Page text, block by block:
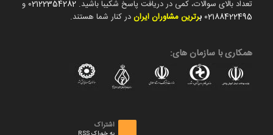
تعداد بالای سوالات، کمی در دریافت پاسخ شکیبا باشید. 02122354282 و
02188422495 برترین مشاوران ایراندر کنار شما هستند.
همکاری با سازمان های:
اشتراک